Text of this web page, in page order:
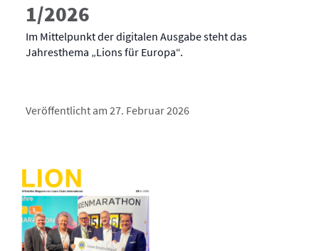
1/2026
Im Mittelpunkt der digitalen Ausgabe steht das
Jahresthema „Lions für Europa“.
Veröffentlicht am 27. Februar 2026